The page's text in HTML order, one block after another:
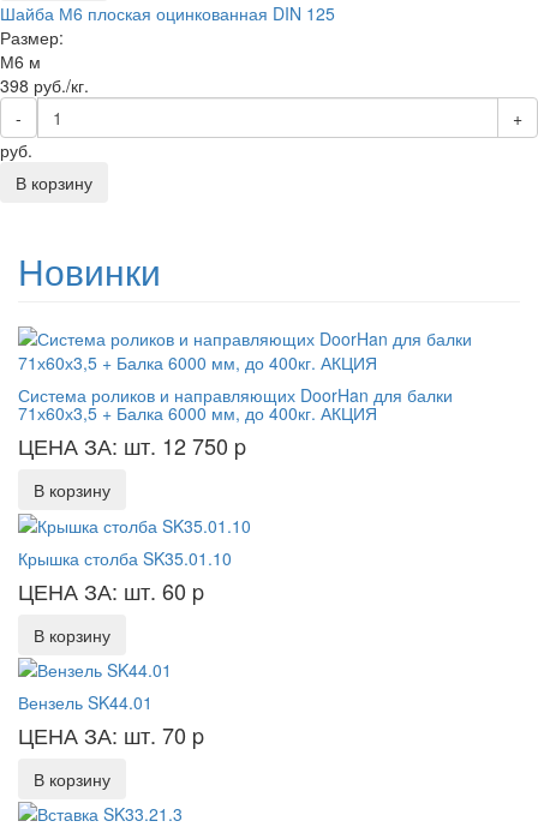
Шайба М6 плоская оцинкованная DIN 125
Размер:
М6 м
398 руб./кг.
-
+
руб.
В корзину
Новинки
Система роликов и направляющих DoorHan для балки
71х60х3,5 + Балка 6000 мм, до 400кг. АКЦИЯ
ЦЕНА ЗА: шт. 12 750 p
В корзину
Крышка столба SK35.01.10
ЦЕНА ЗА: шт. 60 p
В корзину
Вензель SK44.01
ЦЕНА ЗА: шт. 70 p
В корзину